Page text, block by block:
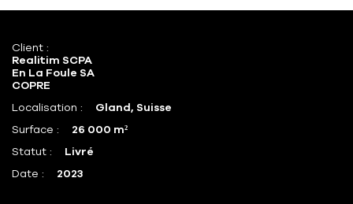
Client :
Realitim SCPA
En La Foule SA
COPRE
Localisation :
Gland, Suisse
Surface :
26 000 m²
Statut :
Livré
Date :
2023